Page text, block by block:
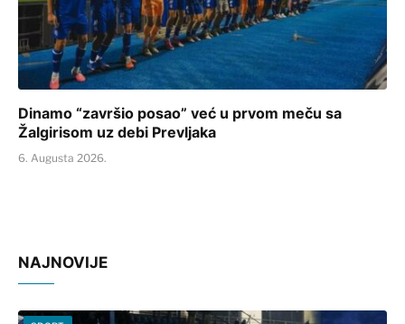
Dinamo “završio posao” već u prvom meču sa
Žalgirisom uz debi Prevljaka
6. Augusta 2026.
NAJNOVIJE